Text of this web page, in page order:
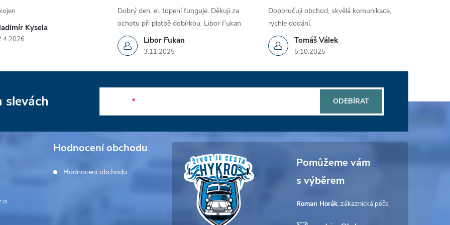
Kysela
Libor Fukan
3.11.2025
Dobrý den, el. topení funguje. Děkuji za
ochotu při platbě dobírkou. Libor Fukan
Tomáš Válek
5.10.2025
Doporučuji obchod, skvělá komunikace,
rychle dodání.
slevách ODEBÍRAT
Hodnocení obchodu
Hodnocení obchodu
Roman Horák